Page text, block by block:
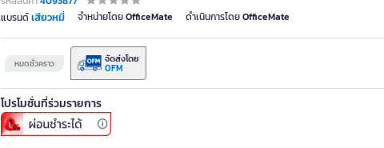
แบรนด์เสียวหมี่ จำหน่ายโดยOfficeMate ดำเนินการโดยOfficeMate
หมดชั่วคราว จัดส่งโดย
OFM
โปรโมชั่นที่ร่วมรายการ